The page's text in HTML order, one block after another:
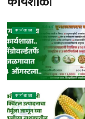
कार्यशाळा
कार्यशाळा